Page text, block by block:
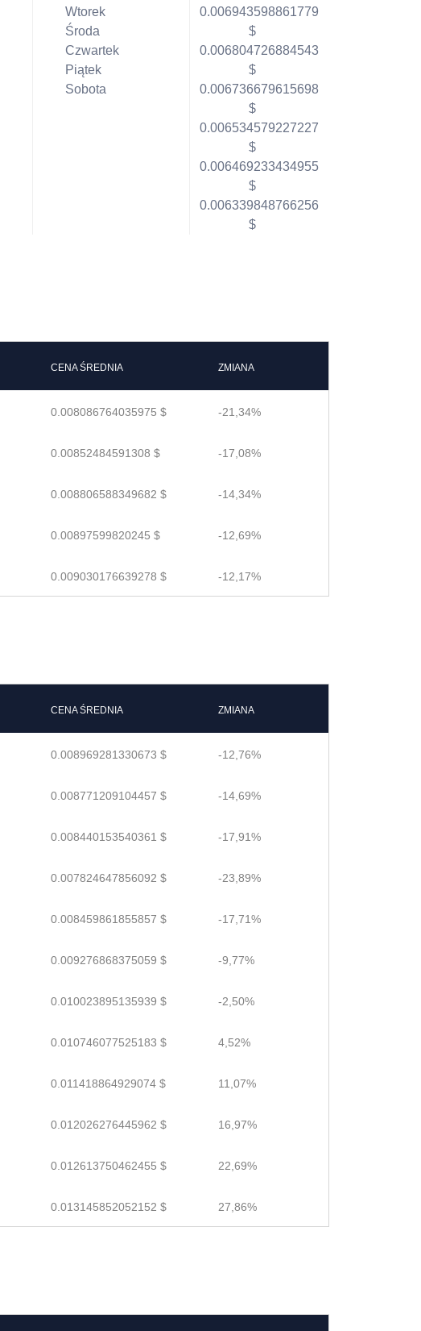
Wtorek
Środa
Czwartek
Piątek
Sobota
0.006943598861779
$
0.006804726884543
$
0.006736679615698
$
0.006534579227227
$
0.006469233434955
$
0.006339848766256
$
CENA ŚREDNIA ZMIANA
0.008086764035975 $ -21,34%
0.00852484591308 $ -17,08%
0.008806588349682 $ -14,34%
0.00897599820245 $ -12,69%
0.009030176639278 $ -12,17%
CENA ŚREDNIA ZMIANA
0.008969281330673 $ -12,76%
0.008771209104457 $ -14,69%
0.008440153540361 $ -17,91%
0.007824647856092 $ -23,89%
0.008459861855857 $ -17,71%
0.009276868375059 $ -9,77%
0.010023895135939 $ -2,50%
0.010746077525183 $ 4,52%
0.011418864929074 $ 11,07%
0.012026276445962 $ 16,97%
0.012613750462455 $ 22,69%
0.013145852052152 $ 27,86%